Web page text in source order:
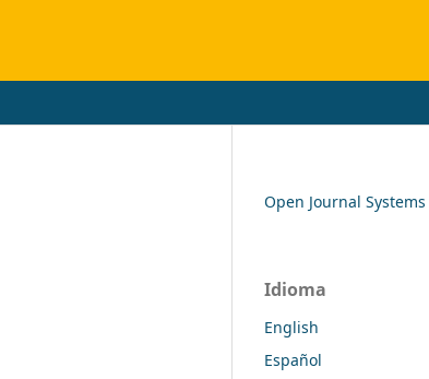
Open Journal Systems
Idioma
English
Español